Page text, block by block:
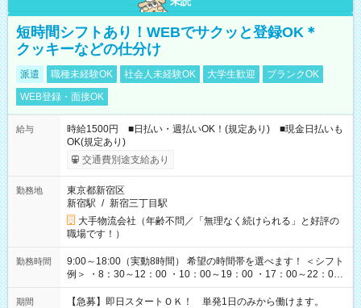
短時間シフトあり！WEBでサクッと登録OK＊
クッキーなどの仕分け
派遣 職種未経験OK 社会人未経験OK 大学生歓迎
ブランクOK
WEB登録・面接OK
給与
時給1500円 ■日払い・週払いOK！(規定あり) ■現金日払いも
OK(規定あり)
交通費別途支給あり
勤務地
東京都新宿区
新宿駅 / 新宿三丁目駅
大手物流会社（年齢不問／「無理なく続けられる」と好評の
職場です！）
勤務時間
9:00～18:00（実動8時間） 希望の時間帯を選べます！ ＜シフト
例＞ ・8：30～12：00 ・10：00～19：00 ・17：00～22：00
・13：00～22：00 ・22：00～翌6：00 など
期間 【急募】即日スタートＯＫ！ 単発1日のみから働けます。